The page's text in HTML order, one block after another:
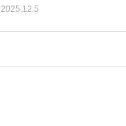
2025.12.5